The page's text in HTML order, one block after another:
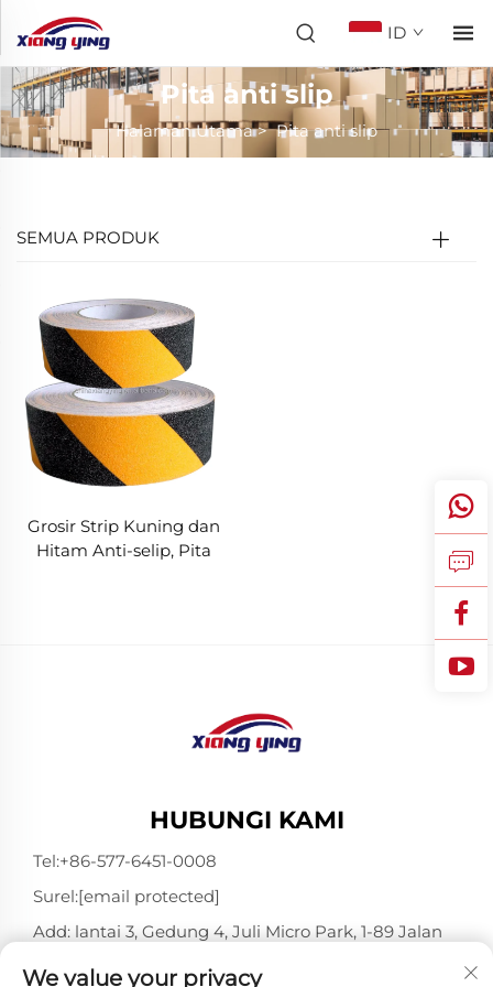
ID
Pita anti slip
Halaman Utama>Pita anti slip
SEMUA PRODUK
Grosir Strip Kuning dan
Hitam Anti-selip, Pita
HUBUNGI KAMI
Tel:+86-577-6451-0008
Surel:[email protected]
Add: lantai 3, Gedung 4, Juli Micro Park, 1-89 Jalan
325802
We value your privacy